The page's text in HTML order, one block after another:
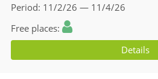
Period 11/2/26 — 11/4/26
Free places
Details